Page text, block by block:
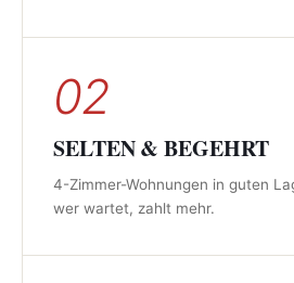
02
SELTEN & BEGEHRT
4-Zimmer-Wohnungen in guten
wer wartet, zahlt mehr.